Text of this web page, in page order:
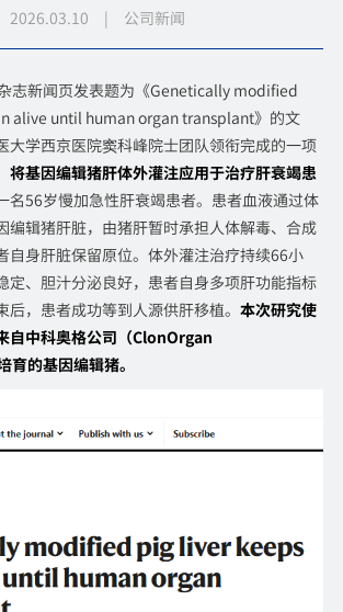
2026.03.10 | 公司新闻
志新闻页发表题为《Genetically modified
alive until human organ transplant》的文
大学西京医院窦科峰院士团队领衔完成的一项
将基因编辑猪肝体外灌注应用于治疗肝衰竭患
名56岁慢加急性肝衰竭患者。患者血液通过体
编辑猪肝脏，由猪肝暂时承担人体解毒、合成
自身肝脏保留原位。体外灌注治疗持续66小
定、胆汁分泌良好，患者自身多项肝功能指标
，患者成功等到人源供肝移植。 本次研究使
自中科奥格公司（ClonOrgan
的基因编辑猪。